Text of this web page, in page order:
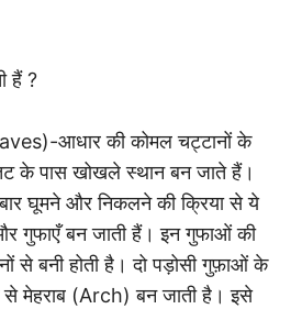
हैं ?
आधार की कोमल चट्टानों के
के पास खोखले स्थान बन जाते हैं।
बार घूमने और निकलने की क्रिया से ये
गुफाएँ बन जाती हैं। इन गुफाओं की
से बनी होती है। दो पड़ोसी गुफ़ाओं के
से मेहराब (Arch) बन जाती है। इसे